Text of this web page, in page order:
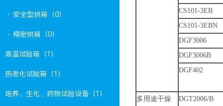
· 安全型烘箱（0）
· 精密烘箱（0）
高温试验箱（1）
热老化试验箱（1）
培养、生化、药物试验设备（1）
CS101-3EB
CS101-3EBN
DGF3006
DGF3006B
DGF402
多用途干燥
DGT2006/B